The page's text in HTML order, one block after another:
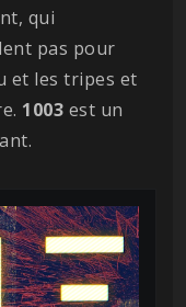
qui
pas pour
et les tripes et
1003 est un